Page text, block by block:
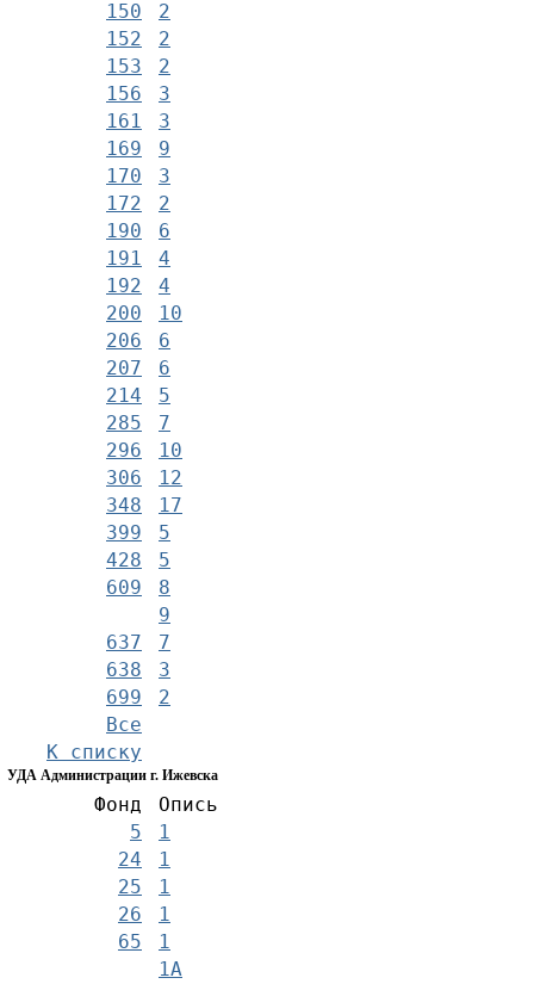
150
2
152
2
153
2
156
3
161
3
169
9
170
3
172
2
190
6
191
4
192
4
200
10
206
6
207
6
214
5
285
7
296
10
306
12
348
17
399
5
428
5
609
8
9
637
7
638
3
699
2
Все
К списку
УДА Администрации г. Ижевска
Фонд
Опись
5
1
24
1
25
1
26
1
65
1
1А